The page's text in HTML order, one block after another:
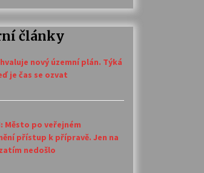
články
nový územní plán. Týká
je čas se ozvat
Město po veřejném
přístup k přípravě. Jen na
nedošlo